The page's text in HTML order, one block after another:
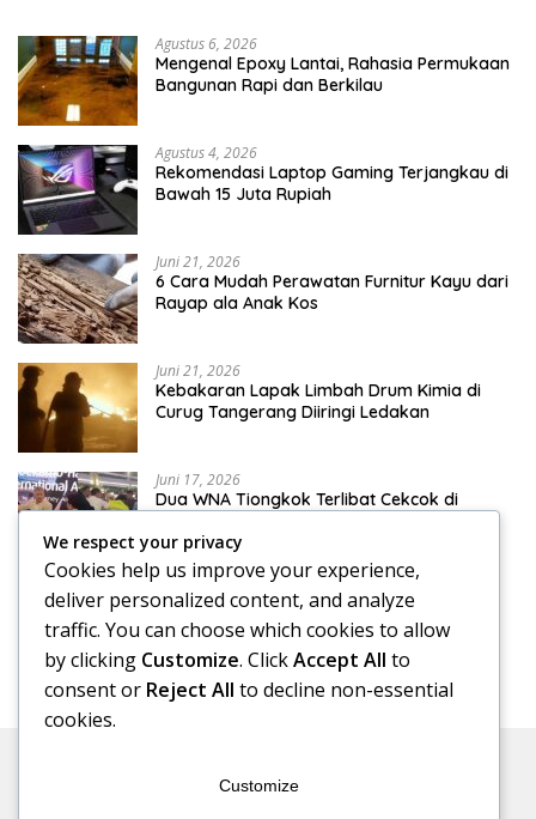
Agustus 6, 2026
Mengenal Epoxy Lantai, Rahasia Permukaan
Bangunan Rapi dan Berkilau
Agustus 4, 2026
Rekomendasi Laptop Gaming Terjangkau di
Bawah 15 Juta Rupiah
Juni 21, 2026
6 Cara Mudah Perawatan Furnitur Kayu dari
Rayap ala Anak Kos
Juni 21, 2026
Kebakaran Lapak Limbah Drum Kimia di
Curug Tangerang Diiringi Ledakan
Juni 17, 2026
Dua WNA Tiongkok Terlibat Cekcok di
Juni 17, 2026
Klinik Skoliosis Jakarta: Pilihan Terapi untuk
Menangani Kelengkungan Tulang Belakang
We respect your privacy
Cookies help us improve your experience,
deliver personalized content, and analyze
traffic. You can choose which cookies to allow
by clicking Customize. ClickAccept All to
consent or Reject All to decline non-essential
cookies.
Customize